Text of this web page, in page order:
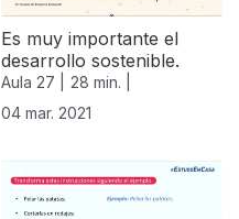
Es muy importante el
desarrollo sostenible.
Aula 27 |
28 min. |
04 mar. 2021